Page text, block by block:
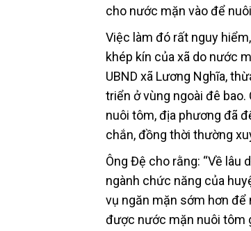
cho nước mặn vào để
Việc làm đó rất nguy
khép kín của xã do nước
UBND xã Lương Nghĩa,
triển ở vùng ngoài đê
nuôi tôm, địa phương đã
chắn, đồng thời thường
Ông Đệ cho rằng: “Về lâu
ngành chức năng của
vụ ngăn mặn sớm hơn
được nước mặn nuôi tôm